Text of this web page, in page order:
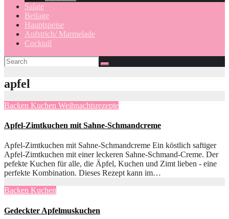
Salate
Beilage
Hauptspeise
Aufstrich/ Marmelade
Cocktail
apfel
Backen Kuchen Weihnachtsrezepte
Apfel-Zimtkuchen mit Sahne-Schmandcreme
Apfel-Zimtkuchen mit Sahne-Schmandcreme Ein köstlich saftiger
Apfel-Zimtkuchen mit einer leckeren Sahne-Schmand-Creme. Der
pefekte Kuchen für alle, die Äpfel, Kuchen und Zimt lieben - eine
perfekte Kombination. Dieses Rezept kann im…
Backen Kuchen
Gedeckter Apfelmuskuchen